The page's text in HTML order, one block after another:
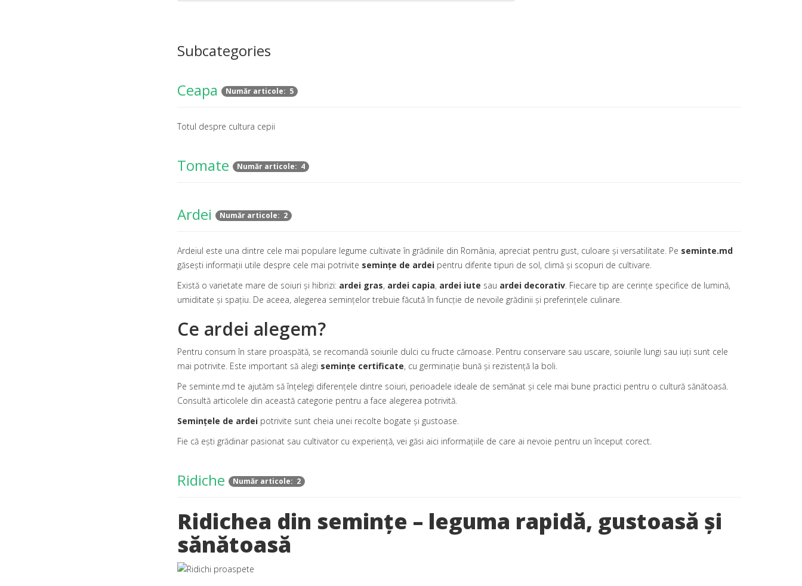
Subcategories
Ceapa
Număr articole: 5
Totul despre cultura cepii
Tomate Număr articole: 4
Ardei Număr articole: 2
Ardeiul este una dintre cele mai populare legume cultivate în grădinile din România, apreciat pentru gust, culoare și versatilitate. Pe seminte.md
găsești informații utile despre cele mai potrivite semințe de ardei pentru diferite tipuri de sol, climă și scopuri de cultivare.
Există o varietate mare de soiuri și hibrizi: ardei gras, ardei capia, ardei iute sau ardei decorativ. Fiecare tip are cerințe specifice de lumină,
umiditate și spațiu. De aceea, alegerea semințelor trebuie făcută în funcție de nevoile grădinii și preferințele culinare.
Ce ardei alegem?
Pentru consum în stare proaspătă, se recomandă soiurile dulci cu fructe cărnoase. Pentru conservare sau uscare, soiurile lungi sau iuți sunt cele
mai potrivite. Este important să alegi semințe certificate, cu germinație bună și rezistență la boli.
Pe seminte.md te ajutăm să înțelegi diferențele dintre soiuri, perioadele ideale de semănat și cele mai bune practici pentru o cultură sănătoasă.
Consultă articolele din această categorie pentru a face alegerea potrivită.
Semințele de ardei potrivite sunt cheia unei recolte bogate și gustoase.
Fie că ești grădinar pasionat sau cultivator cu experiență, vei găsi aici informațiile de care ai nevoie pentru un început corect.
Ridiche Număr articole: 2
Ridichea din semințe – leguma rapidă, gustoasă și
sănătoasă